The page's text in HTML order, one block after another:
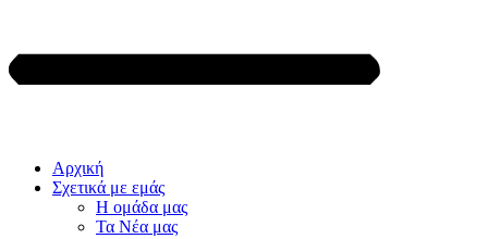
Αρχική
Σχετικά με εμάς
Η ομάδα μας
Τα Νέα μας